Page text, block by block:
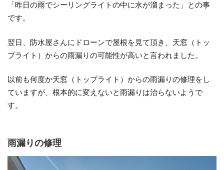
「昨日の雨でシーリングライトの中に水が溜まった」との事
です。
翌日、防水屋さんにドローンで屋根を見て頂き、天窓（トッ
プライト）からの雨漏りの可能性が高いと言われました。
以前も何度か天窓（トップライト）からの雨漏りの修理をし
ていますが、根本的に変えないと雨漏りは治らないようで
す。
雨漏りの修理